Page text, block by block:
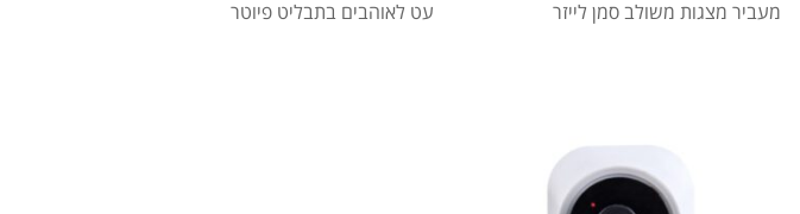
מעביר מצגות משולב סמן לייזר עט לאוהבים בתבליט פיוטר